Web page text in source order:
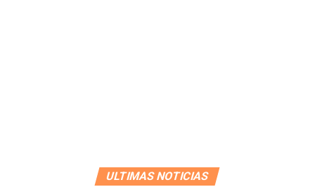
ULTIMAS NOTICIAS